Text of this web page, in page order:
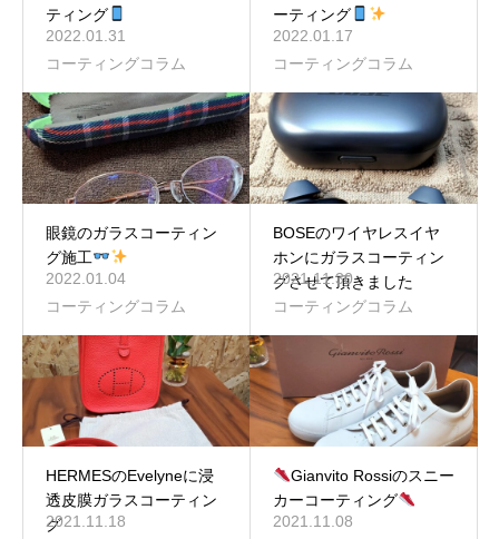
ティング
2022.01.31
コーティングコラム
ーティング
2022.01.17
コーティングコラム
眼鏡のガラスコーティン
グ施工
2022.01.04
コーティングコラム
BOSEのワイヤレスイヤ
ホンにガラスコーティン
グさせて頂きました
2021.11.30
コーティングコラム
HERMESのEvelyneに浸
透皮膜ガラスコーティン
グ
2021.11.18
Gianvito Rossiのスニー
カーコーティング
2021.11.08